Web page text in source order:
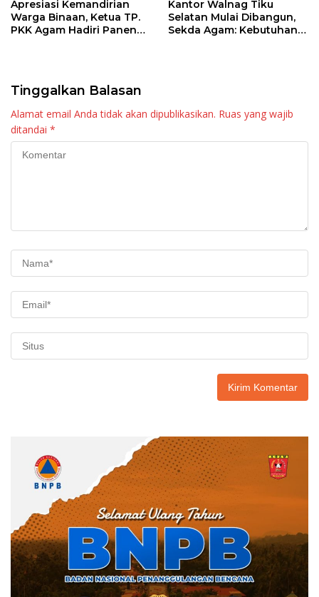
Apresiasi Kemandirian
Warga Binaan, Ketua TP.
PKK Agam Hadiri Panen
Kantor Walnag Tiku
Selatan Mulai Dibangun,
Sekda Agam: Kebutuhan
Tinggalkan Balasan
Alamat email Anda tidak akan dipublikasikan. Ruas yang wajib
ditandai *